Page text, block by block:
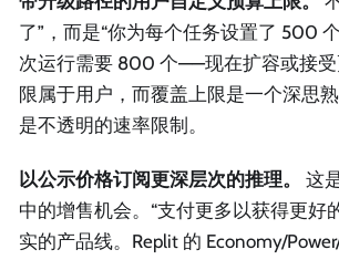
了”，而是“你为每个任务设置了 500
次运行需要 800 个——现在扩容或接受
限属于用户，而覆盖上限是一个深思
是不透明的速率限制。
以公示价格订阅更深层次的推理。
这
中的增售机会。“支付更多以获得更好
实的产品线。Replit 的 Economy/